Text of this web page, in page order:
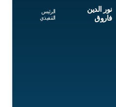
نور الدين
فاروق
الرئيس
التنفيذي